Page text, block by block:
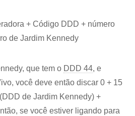
+ Código DDD + número
de Jardim Kennedy
que tem o DDD 44, e
você deve então discar 0 + 15
de Jardim Kennedy) +
se você estiver ligando para